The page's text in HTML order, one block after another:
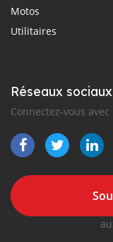
Motos
Utilitaires
Réseaux
Connectez-vous